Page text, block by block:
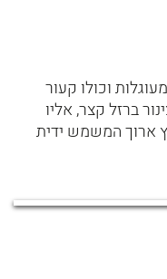
וכולו קעור
ברזל קצר, אליו
ארוך המשמש ידית